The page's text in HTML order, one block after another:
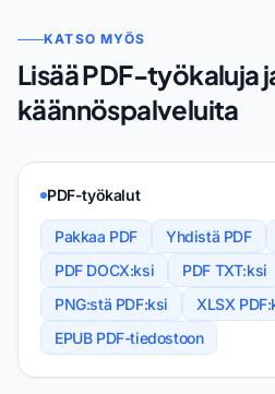
KATSO MYÖS
Lisää PDF-työkaluja
käännöspalveluita
PDF-työkalut
Pakkaa PDF Yhdistä PDF
PDF DOCX:ksi
PDF TXT:ksi
PNG:stä PDF:ksi
XLSX
EPUB PDF-tiedostoon